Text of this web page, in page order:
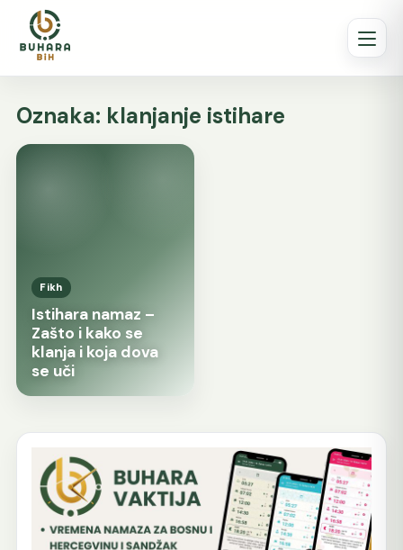
Oznaka: klanjanje istihare
Fikh
Istihara namaz –
Zašto i kako se
klanja i koja dova
se uči